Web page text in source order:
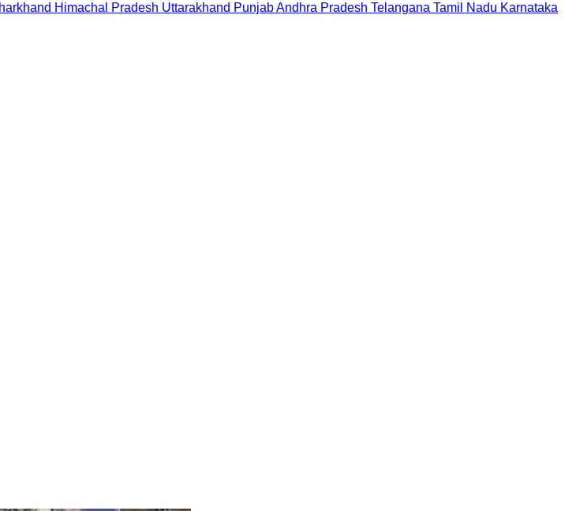
Himachal Pradesh Uttarakhand PunjabAndhra Pradesh Telangana Tamil Nadu Karnataka